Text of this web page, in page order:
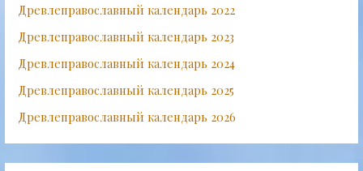
Древлеправославный календарь 2022
Древлеправославный календарь 2023
Древлеправославный календарь 2024
Древлеправославный календарь 2025
Древлеправославный календарь 2026